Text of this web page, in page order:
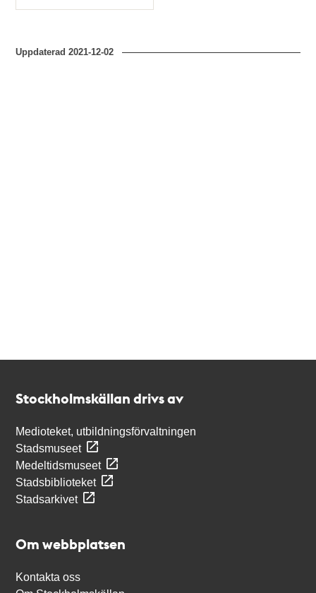
Typ
Uppdaterad2021-12-02
Stockholmskällan drivs av
Medioteket, utbildningsförvaltningen
Stadsmuseet
Medeltidsmuseet
Stadsbiblioteket
Stadsarkivet
Om webbplatsen
Kontakta oss